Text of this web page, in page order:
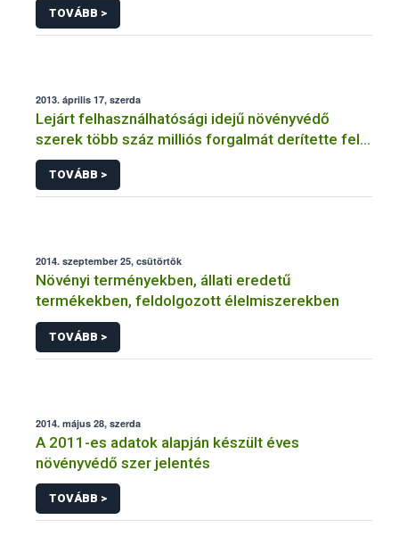
TOVÁBB >
2013. április 17, szerda
Lejárt felhasználhatósági idejű növényvédő
szerek több száz milliós forgalmát derítette fel a
NÉBIH
TOVÁBB >
2014. szeptember 25, csütörtök
Növényi terményekben, állati eredetű
termékekben, feldolgozott élelmiszerekben
TOVÁBB >
2014. május 28, szerda
A 2011-es adatok alapján készült éves
növényvédő szer jelentés
TOVÁBB >